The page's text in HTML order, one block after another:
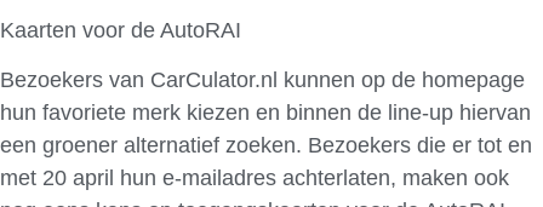
Kaarten voor de AutoRAI
Bezoekers van CarCulator.nl kunnen op de homepage
hun favoriete merk kiezen en binnen de line-up hiervan
een groener alternatief zoeken. Bezoekers die er tot en
met 20 april hun e-mailadres achterlaten, maken ook